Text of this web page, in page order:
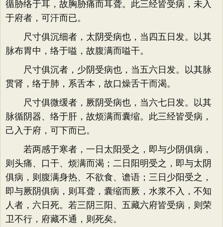
循胁络于耳，故胸胁痛而耳聋。此三经皆受病，未入
于府者，可汗而已。
尺寸俱沉细者，太阴受病也，当四五日发。以其
脉布胃中，络于嗌，故腹满而嗌干。
尺寸俱沉者，少阴受病也，当五六日发。以其脉
贯肾，络于肺，系舌本，故口燥舌干而渴。
尺寸俱微缓者，厥阴受病也，当六七日发。以其
脉循阴器、络于肝，故烦满而囊缩。此三经皆受病，
己入于府，可下而已。
若两感于寒者，一日太阳受之，即与少阴俱病，
则头痛、口干、烦满而渴；二日阳明受之，即与太阴
俱病，则腹满身热、不欲食、谵语；三日少阳受之，
即与厥阴俱病，则耳聋，囊缩而厥，水浆不入，不知
人者，六日死。若三阴三阳、五藏六府皆受病，则荣
卫不行，府藏不通，则死矣。